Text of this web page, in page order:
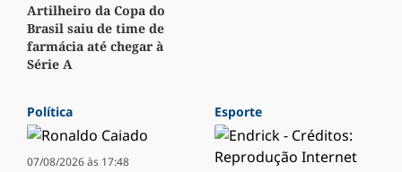
Artilheiro da Copa do
Brasil saiu de time de
farmácia até chegar à
Série A
Política
07/08/2026 às 17:48
Esporte